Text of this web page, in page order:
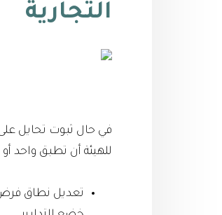
التجارية
في حال ثبوت تحايل
للهيئة أن تطبق واحد أو
تعديل نطاق فرض